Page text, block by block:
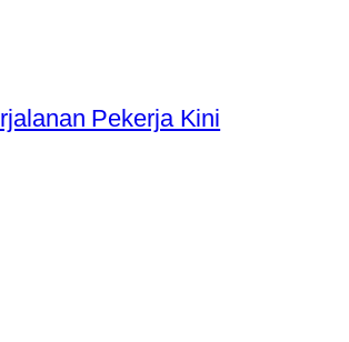
Pekerja Kini